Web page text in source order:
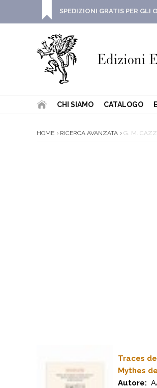
SPEDIZIONI GRATIS PER GLI
CHI SIAMO CATALOGO
HOME RICERCA AVANZATA G. M.
Traces
Mythes
Autore: